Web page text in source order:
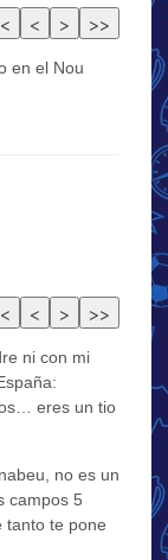
en el Nou
ni con mi
eres un tio
no es un
campos 5
tanto te pone